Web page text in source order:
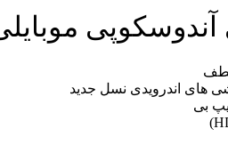
موبایلی 10
های اندرویدی نسل جدید
بی